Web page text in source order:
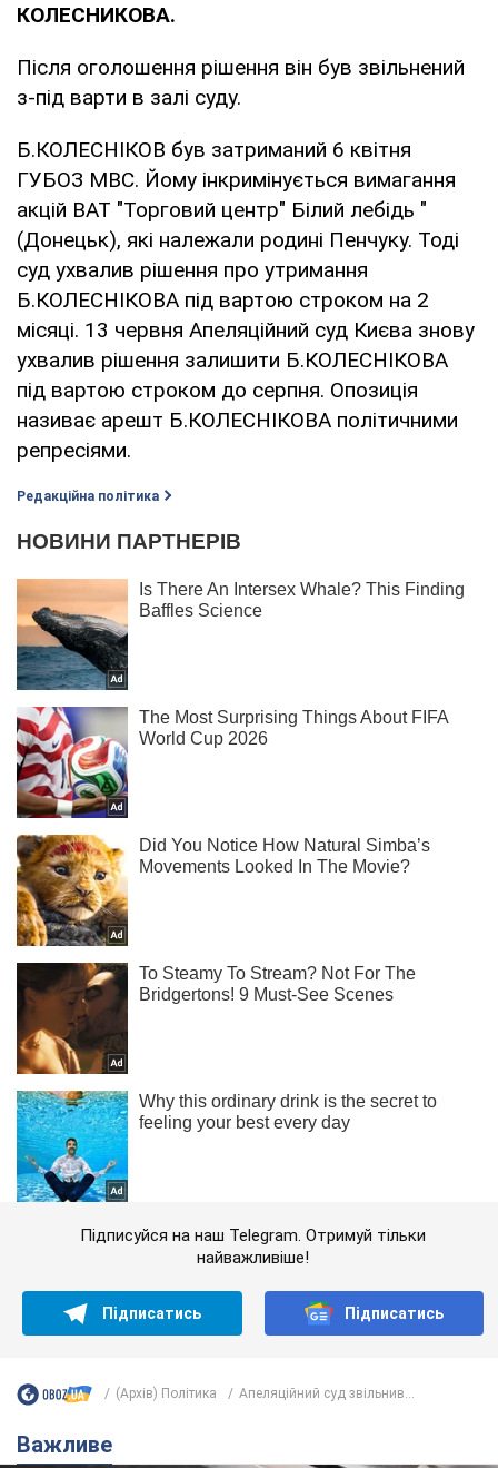
КОЛЕСНИКОВА.
Після оголошення рішення він був звільнений
з-під варти в залі суду.
Б.КОЛЕСНІКОВ був затриманий 6 квітня
ГУБОЗ МВС. Йому інкримінується вимагання
акцій ВАТ "Торговий центр" Білий лебідь "
(Донецьк), які належали родині Пенчуку. Тоді
суд ухвалив рішення про утримання
Б.КОЛЕСНІКОВА під вартою строком на 2
місяці. 13 червня Апеляційний суд Києва знову
ухвалив рішення залишити Б.КОЛЕСНІКОВА
під вартою строком до серпня. Опозиція
називає арешт Б.КОЛЕСНІКОВА політичними
репресіями.
Редакційна політика
Підписуйся на наш Telegram. Отримуй тільки
найважливіше!
Підписатись Підписатись
(Архів) Політика Апеляційний суд звільнив...
Важливе